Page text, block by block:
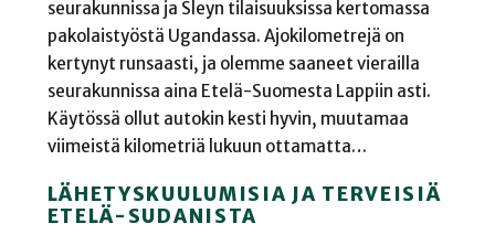
seurakunnissa ja Sleyn tilaisuuksissa kertomassa
pakolaistyöstä Ugandassa. Ajokilometrejä on
kertynyt runsaasti, ja olemme saaneet vierailla
seurakunnissa aina Etelä-Suomesta Lappiin asti.
Käytössä ollut autokin kesti hyvin, muutamaa
viimeistä kilometriä lukuun ottamatta…
LÄHETYSKUULUMISIA JA TERVEISIÄ
ETELÄ-SUDANISTA